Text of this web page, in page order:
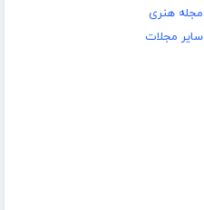
مجله هنری
سایر مجلات